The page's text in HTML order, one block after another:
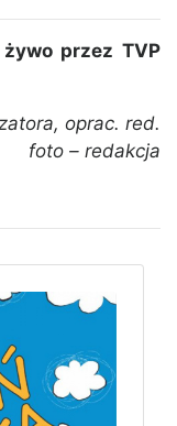
przez TVP
oprac. red.
foto – redakcja